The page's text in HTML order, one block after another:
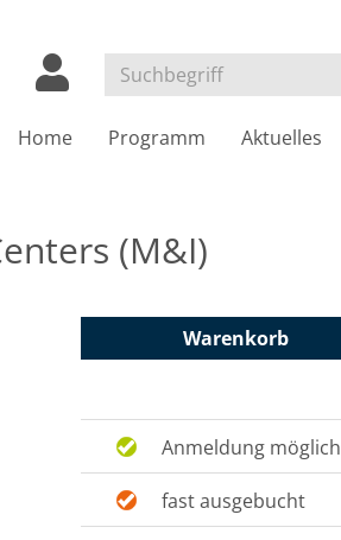
Home Programm Aktuelles
(M&I)
Warenkorb
Anmeldung möglich
fast ausgebucht